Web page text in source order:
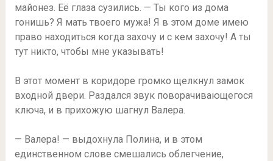
майонез. Её глаза сузились. — Ты кого из дома
гонишь? Я мать твоего мужа! Я в этом доме имею
право находиться когда захочу и с кем захочу! А ты
тут никто, чтобы мне указывать!
В этот момент в коридоре громко щелкнул замок
входной двери. Раздался звук поворачивающегося
ключа, и в прихожую шагнул Валера.
— Валера! — выдохнула Полина, и в этом
единственном слове смешались облегчение,